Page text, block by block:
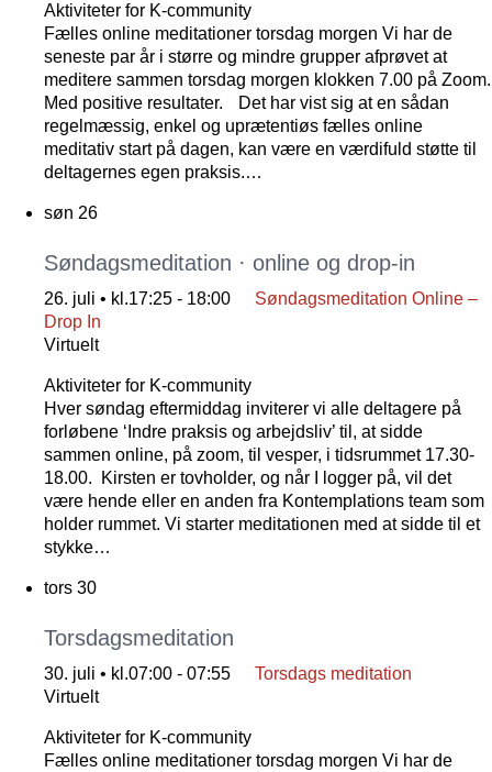
Aktiviteter for K-community
Fælles online meditationer torsdag morgen Vi har de
seneste par år i større og mindre grupper afprøvet at
meditere sammen torsdag morgen klokken 7.00 på Zoom.
Med positive resultater. Det har vist sig at en sådan
regelmæssig, enkel og uprætentiøs fælles online
meditativ start på dagen, kan være en værdifuld støtte til
deltagernes egen praksis.…
søn 26
Søndagsmeditation · online og drop-in
26. juli • kl.17:25 - 18:00
Søndagsmeditation Online –
Drop In
Virtuelt
Aktiviteter for K-community
Hver søndag eftermiddag inviterer vi alle deltagere på
forløbene ‘Indre praksis og arbejdsliv’ til, at sidde
sammen online, på zoom, til vesper, i tidsrummet 17.30-
18.00. Kirsten er tovholder, og når I logger på, vil det
være hende eller en anden fra Kontemplations team som
holder rummet. Vi starter meditationen med at sidde til et
stykke…
tors 30
Torsdagsmeditation
30. juli • kl.07:00 - 07:55
Torsdags meditation
Virtuelt
Aktiviteter for K-community
Fælles online meditationer torsdag morgen Vi har de